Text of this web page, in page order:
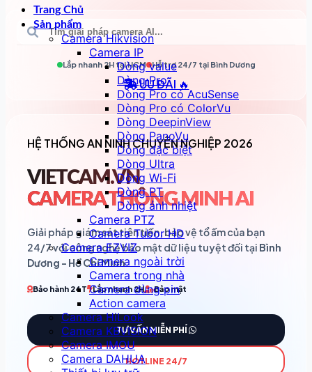
Trang Chủ
Sản phẩm
Camera Hikvision
Camera IP
Dòng value
Dòng Pro
Dòng Pro có AcuSense
Dòng Pro có ColorVu
Dòng DeepinView
Dòng PanoVu
Dòng đặc biệt
Dòng Ultra
Dòng Wi-Fi
Dòng PT
Dòng ảnh nhiệt
Camera PTZ
Camera Tubor HD
Camera EZVIZ
Camera ngoài trời
Camera trong nhà
Camera dùng pin
Action camera
Camera HiLook
Camera KBVISION
Camera IMOU
Camera DAHUA
Lắp nhanh 2H tạiHCM Hỗ trợ 24/7 tại Bình Dương
ƯU ĐÃI 🔥
HỆ THỐNG AN NINH CHUYÊN NGHIỆP 2026
VIETCAM.VN
CAMERA THÔNG MINH AI
Giải pháp giám sát tiên tiến, bảo vệ tổ ấm của bạn
24/7 với công nghệ bảo mật dữ liệu tuyệt đối tại Bình
Dương - Hồ Chí Minh.
Bảo hành 24T Lắp nhanh 2H Bảo mật
TƯ VẤN MIỄN PHÍ
HOTLINE 24/7